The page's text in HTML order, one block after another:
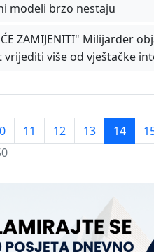
modeli brzo nestaju
ZAMIJENITI" Milijarder
vrijediti više od vještačke
11 12 13 14